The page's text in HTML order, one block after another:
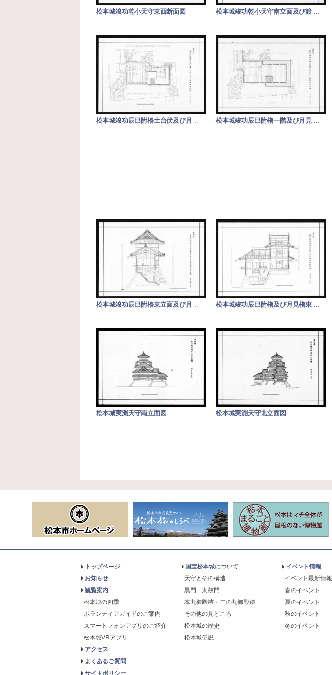
松本城竣功乾小天守東西断面図 松本城竣功乾小天守南立面及び渡 ...
松本城竣功辰巳附櫓土台伏及び月 松本城竣功辰巳附櫓一階及び月見
松本城竣功辰巳附櫓東立面及び月 松本城竣功辰巳附櫓及び月見櫓東
松本城実測天守南立面図 松本城実測天守北立面図
トップページ
お知らせ
観覧案内
松本城の四季
ボランティアガイドのご案内
スマートフォンアプリのご紹介
松本城VRアプリ
アクセス
よくあるご質問
サイトポリシー
国宝松本城について
天守とその構造
黒門・太鼓門
本丸御殿跡・二の丸御殿跡
その他の見どころ
松本城の歴史
松本城伝説
イベント情報
イベント最新情報
春のイベント
夏のイベント
秋のイベント
冬のイベント